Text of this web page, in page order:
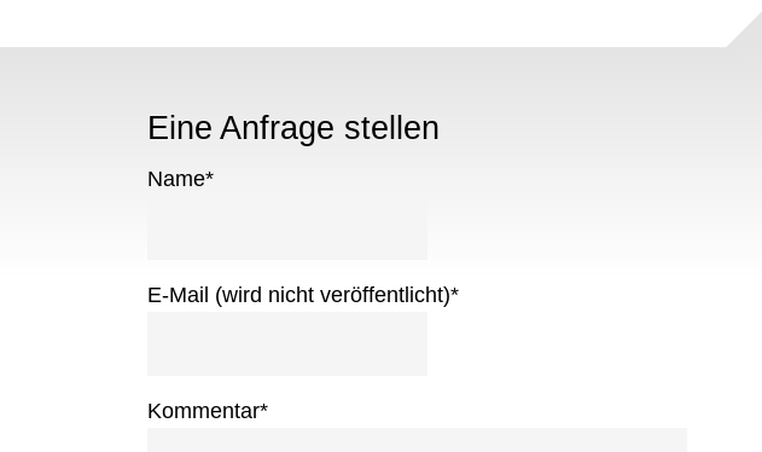
Eine Anfrage stellen
Name*
E-Mail (wird nicht veröffentlicht)*
Kommentar*